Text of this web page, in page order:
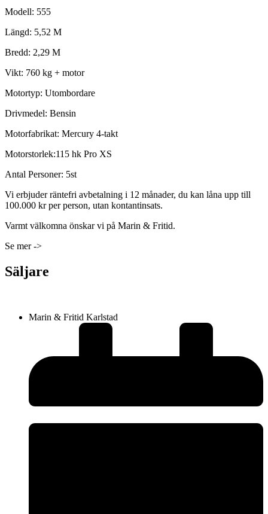
Modell: 555
Längd: 5,52 M
Bredd: 2,29 M
Vikt: 760 kg + motor
Motortyp: Utombordare
Drivmedel: Bensin
Motorfabrikat: Mercury 4-takt
Motorstorlek:115 hk Pro XS
Antal Personer: 5st
Vi erbjuder räntefri avbetalning i 12 månader, du kan låna upp till
100.000 kr per person, utan kontantinsats.
Varmt välkomna önskar vi på Marin & Fritid.
Se mer ->
Säljare
Marin & Fritid Karlstad